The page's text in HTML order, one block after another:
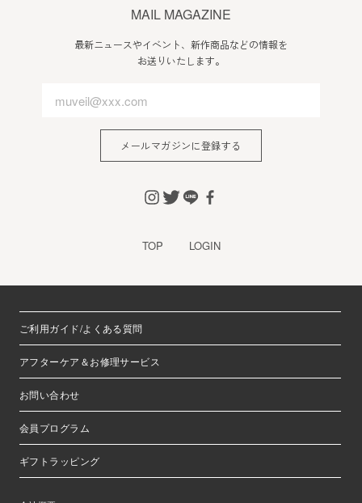
びパスワードが必要になります。
会員のみなさまから提供された個人情報
当サイトを利用するにあたって、会員の住所、電話番号、購
すが、当社はその個人情報を適切かつ確実に管理するものと
会員登録の申し込みを当社が受けた際、架空の人物を登録し
また一度承認した会員であっても前述のいずれかであること
が判明した場合は、ただちに承認を取り消させていただきま
す。
個人利用以外に転用、商用することを禁止します
当サイトを利用する会員は当サイトに掲載されているいかな
る情報もコピー、又は他へ転用することを禁止いたします。
掲載内容について
当社が提供する当サイトの掲載内容、営業内容は会員への通
MAIL MAGAZINE
最新ニュースやイベント、新作商品などの情報を
お送りいたします。
メールマガジンに登録する
TOP LOGIN
ご利用ガイド/よくある質問
アフターケア＆お修理サービス
お問い合わせ
会員プログラム
ギフトラッピング